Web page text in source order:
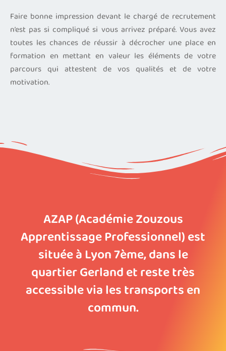
Faire bonne impression devant le chargé de recrutement
n’est pas si compliqué si vous arrivez préparé. Vous avez
toutes les chances de réussir à décrocher une place en
formation en mettant en valeur les éléments de votre
parcours qui attestent de vos qualités et de votre
motivation.
AZAP (Académie Zouzous
Apprentissage Professionnel) est
située à Lyon 7ème, dans le
quartier Gerland et reste très
accessible via les transports en
commun.